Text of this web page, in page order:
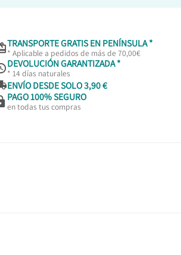
TRANSPORTE GRATIS EN PENÍNSULA *
* Aplicable a pedidos de más de 70,00€
DEVOLUCIÓN GARANTIZADA *
* 14 días naturales
ENVÍO DESDE SOLO 3,90 €
PAGO 100% SEGURO
en todas tus compras